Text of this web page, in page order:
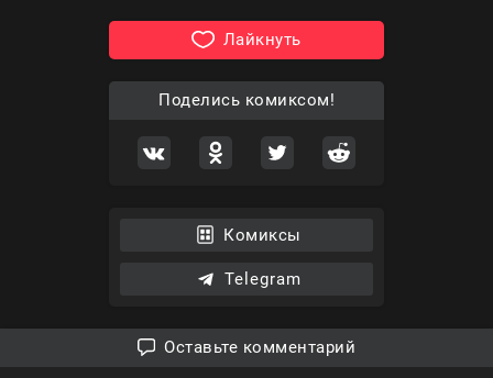
Лайкнуть
Поделись комиксом!
Комиксы
Telegram
Оставьте комментарий